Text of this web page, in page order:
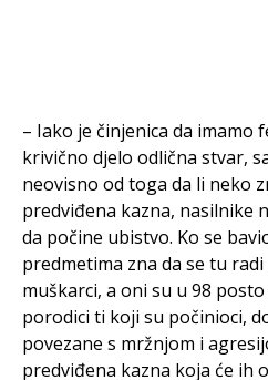
– Iako je činjenica da imamo
krivično djelo odlična stvar,
neovisno od toga da li neko
predviđena kazna, nasilnike
da počine ubistvo. Ko se
predmetima zna da se tu
muškarci, a oni su u 98
porodici ti koji su počinioci,
povezane s mržnjom i
predviđena kazna koja će ih